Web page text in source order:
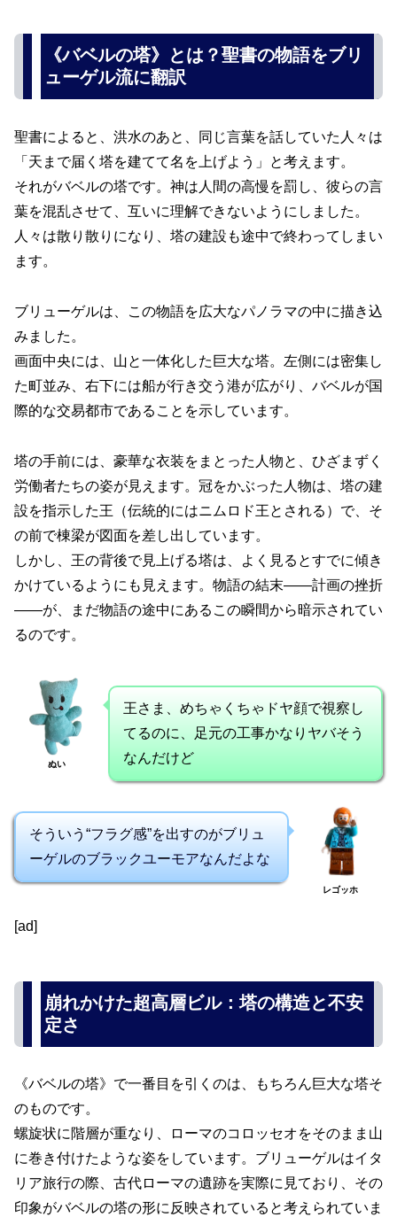
《バベルの塔》とは？聖書の物語をブリ
ューゲル流に翻訳
聖書によると、洪水のあと、同じ言葉を話していた人々は
「天まで届く塔を建てて名を上げよう」と考えます。
それがバベルの塔です。神は人間の高慢を罰し、彼らの言
葉を混乱させて、互いに理解できないようにしました。
人々は散り散りになり、塔の建設も途中で終わってしまい
ます。
ブリューゲルは、この物語を広大なパノラマの中に描き込
みました。
画面中央には、山と一体化した巨大な塔。左側には密集し
た町並み、右下には船が行き交う港が広がり、バベルが国
際的な交易都市であることを示しています。
塔の手前には、豪華な衣装をまとった人物と、ひざまずく
労働者たちの姿が見えます。冠をかぶった人物は、塔の建
設を指示した王（伝統的にはニムロド王とされる）で、そ
の前で棟梁が図面を差し出しています。
しかし、王の背後で見上げる塔は、よく見るとすでに傾き
かけているようにも見えます。物語の結末――計画の挫折
――が、まだ物語の途中にあるこの瞬間から暗示されてい
るのです。
ぬい
王さま、めちゃくちゃドヤ顔で視察し
てるのに、足元の工事かなりヤバそう
なんだけど
そういう“フラグ感”を出すのがブリュ
ーゲルのブラックユーモアなんだよな
レゴッホ
[ad]
崩れかけた超高層ビル：塔の構造と不安
定さ
《バベルの塔》で一番目を引くのは、もちろん巨大な塔そ
のものです。
螺旋状に階層が重なり、ローマのコロッセオをそのまま山
に巻き付けたような姿をしています。ブリューゲルはイタ
リア旅行の際、古代ローマの遺跡を実際に見ており、その
印象がバベルの塔の形に反映されていると考えられていま